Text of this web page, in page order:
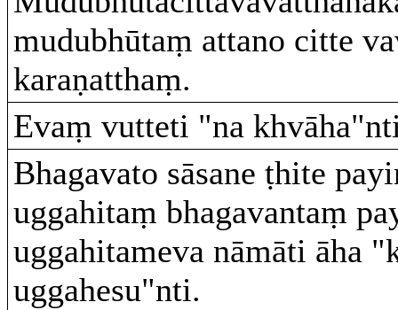
mudubhūtaṃ attano citte
karaṇatthaṃ.
Evaṃ vutteti "na
Bhagavato sāsane ṭhite
uggahitaṃ bhagavantaṃ
uggahitameva nāmāti āha
uggahesu"nti.